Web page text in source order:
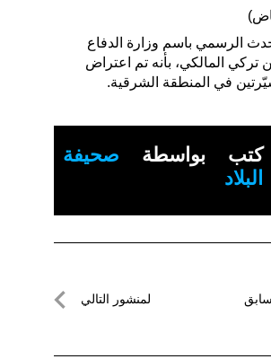
الرسمي باسم وزارة الدفاع
تركي المالكي، بأنه تم اعتراض
في المنطقة الشرقية.
كتب بواسطة صحيفة
البلاد
لمنشور التالي